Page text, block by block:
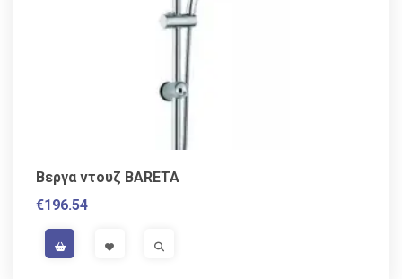
Βεργα ντουζ BARETA
€196.54
VISIT LINKVISIT LINK